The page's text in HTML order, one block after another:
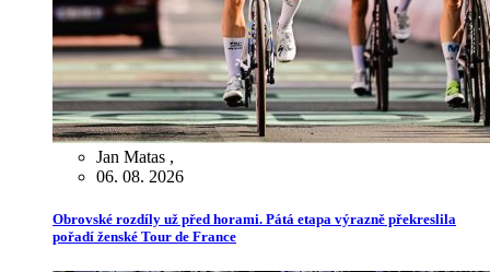
Jan Matas ,
06. 08. 2026
Obrovské rozdíly už před horami. Pátá etapa výrazně překreslila
pořadí ženské Tour de France